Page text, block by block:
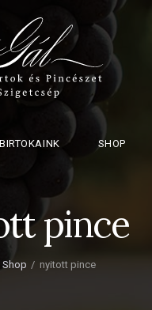
BIRTOKAINK SHOP
pince
Shop nyitott pince